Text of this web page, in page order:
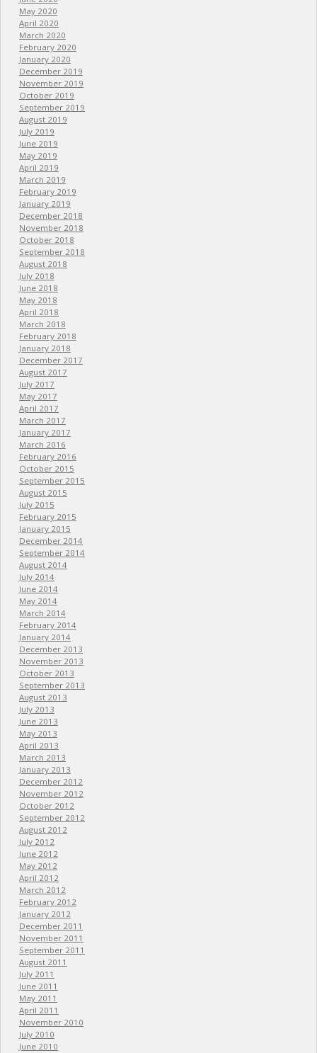
May 2020
April 2020
March 2020
February 2020
January 2020
December 2019
November 2019
October 2019
September 2019
August 2019
July 2019
June 2019
May 2019
April 2019
March 2019
February 2019
January 2019
December 2018
November 2018
October 2018
September 2018
August 2018
July 2018
June 2018
May 2018
April 2018
March 2018
February 2018
January 2018
December 2017
August 2017
July 2017
May 2017
April 2017
March 2017
January 2017
March 2016
February 2016
October 2015
September 2015
August 2015
July 2015
February 2015
January 2015
December 2014
September 2014
August 2014
July 2014
June 2014
May 2014
March 2014
February 2014
January 2014
December 2013
November 2013
October 2013
September 2013
August 2013
July 2013
June 2013
May 2013
April 2013
March 2013
January 2013
December 2012
November 2012
October 2012
September 2012
August 2012
July 2012
June 2012
May 2012
April 2012
March 2012
February 2012
January 2012
December 2011
November 2011
September 2011
August 2011
July 2011
June 2011
May 2011
April 2011
November 2010
July 2010
June 2010